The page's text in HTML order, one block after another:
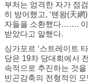
부처는 엄격한 자가 점
히 방어했고, ‘톈왕(天網
자들을 소환했다……. 이
받았다고 말했다.
싱가포르 ‘스트레이트
당은 19차 당대회에서
속적으로 추진하는 것
빈곤감축의 전형적인